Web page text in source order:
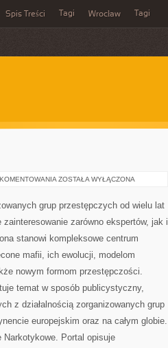
Spis Treści Tagi Wrocław Tagi
KULTURA
ZOSTAŁA WYŁĄCZONA
grup przestępczych od wielu lat
zainteresowanie zarówno ekspertów, jak i
stanowi kompleksowe centrum
mafii, ich ewolucji, modelom
nowym formom przestępczości.
temat w sposób publicystyczny,
z działalnością zorganizowanych grup
europejskim oraz na całym globie.
Narkotykowe. Portal opisuje